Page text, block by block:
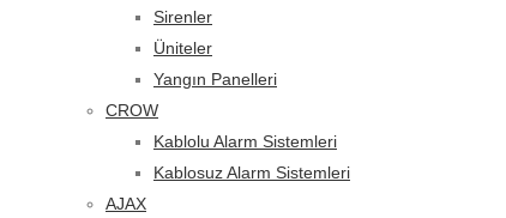
Sirenler
Üniteler
Yangın Panelleri
CROW
Kablolu Alarm Sistemleri
Kablosuz Alarm Sistemleri
AJAX